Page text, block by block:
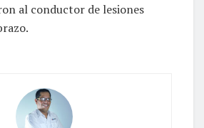
al conductor de lesiones